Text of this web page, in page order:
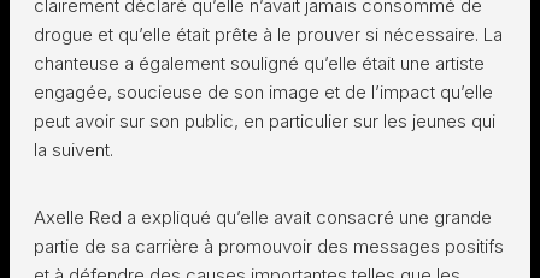
clairement déclaré qu’elle n’avait jamais consommé de
drogue et qu’elle était prête à le prouver si nécessaire. La
chanteuse a également souligné qu’elle était une artiste
engagée, soucieuse de son image et de l’impact qu’elle
peut avoir sur son public, en particulier sur les jeunes qui
la suivent.
Axelle Red a expliqué qu’elle avait consacré une grande
partie de sa carrière à promouvoir des messages positifs